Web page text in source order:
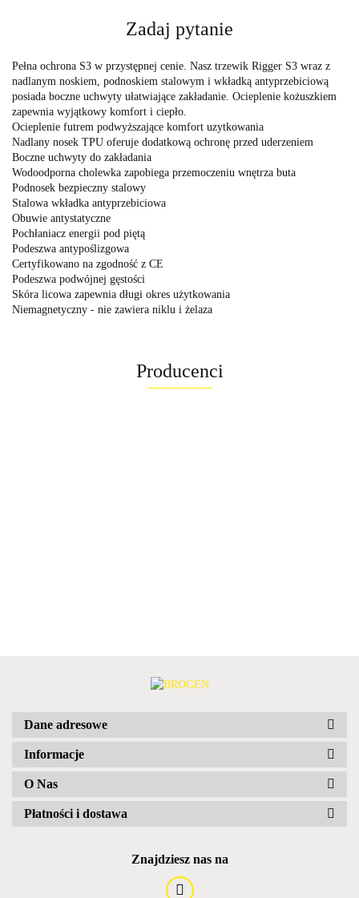
Zadaj pytanie
Pełna ochrona S3 w przystępnej cenie. Nasz trzewik Rigger S3 wraz z
nadlanym noskiem, podnoskiem stalowym i wkładką antyprzebiciową
posiada boczne uchwyty ułatwiające zakładanie. Ocieplenie kożuszkiem
zapewnia wyjątkowy komfort i ciepło.
Ocieplenie futrem podwyższające komfort uzytkowania
Nadlany nosek TPU oferuje dodatkową ochronę przed uderzeniem
Boczne uchwyty do zakładania
Wodoodporna cholewka zapobiega przemoczeniu wnętrza buta
Podnosek bezpieczny stalowy
Stalowa wkładka antyprzebiciowa
Obuwie antystatyczne
Pochłaniacz energii pod piętą
Podeszwa antypoślizgowa
Certyfikowano na zgodność z CE
Podeszwa podwójnej gęstości
Skóra licowa zapewnia długi okres użytkowania
Niemagnetyczny - nie zawiera niklu i żelaza
Producenci
Dane adresowe
Informacje
O Nas
Płatności i dostawa
Znajdziesz nas na